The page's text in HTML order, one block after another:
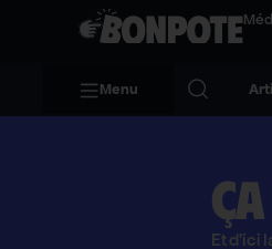
Menu
Et d'ici